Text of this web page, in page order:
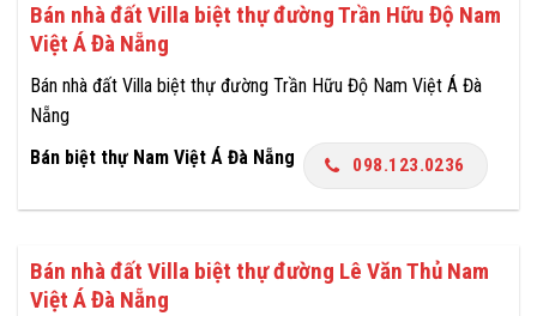
Bán nhà đất Villa biệt thự đường Trần Hữu Độ Nam
Việt Á Đà Nẵng
Bán nhà đất Villa biệt thự đường Trần Hữu Độ Nam Việt Á Đà
Nẵng
Bán biệt thự Nam Việt Á Đà Nẵng
098.123.0236
Bán nhà đất Villa biệt thự đường Lê Văn Thủ Nam
Việt Á Đà Nẵng